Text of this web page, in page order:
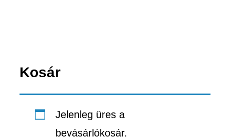
Kosár
Jelenleg üres a
bevásárlókosár.